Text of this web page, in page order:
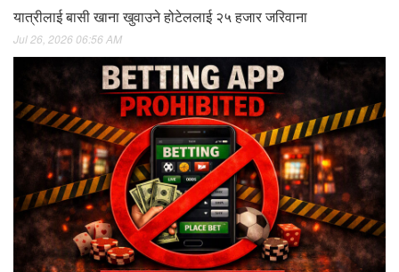
यात्रीलाई बासी खाना खुवाउने होटेललाई २५ हजार जरिवाना
Jul 26, 2026 06:56 AM